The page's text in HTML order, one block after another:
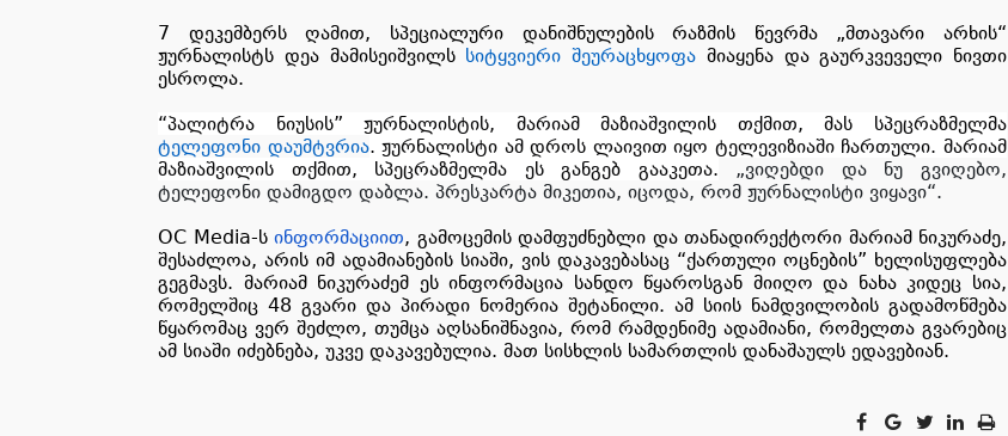
7 დეკემბერს ღამით, სპეციალური დანიშნულების რაზმის წევრმა „მთავარი არხის“
ჟურნალისტს დეა მამისეიშვილს სიტყვიერი შეურაცხყოფა მიაყენა და გაურკვეველი ნივთი
ესროლა.
“პალიტრა ნიუსის” ჟურნალისტის, მარიამ მაზიაშვილის თქმით, მას სპეცრაზმელმა
ტელეფონი დაუმტვრია. ჟურნალისტი ამ დროს ლაივით იყო ტელევიზიაში ჩართული. მარიამ
მაზიაშვილის თქმით, სპეცრაზმელმა ეს განგებ გააკეთა.
„ვიღებდი და ნუ გვიღებო,
ტელეფონი დამიგდო დაბლა. პრესკარტა მიკეთია, იცოდა, რომ ჟურნალისტი ვიყავი“.
OC Media-ს ინფორმაციით, გამოცემის დამფუძნებლი და თანადირექტორი მარიამ ნიკურაძე,
შესაძლოა, არის იმ ადამიანების სიაში, ვის დაკავებასაც “ქართული ოცნების” ხელისუფლება
გეგმავს. მარიამ ნიკურაძემ ეს ინფორმაცია სანდო წყაროსგან მიიღო და ნახა კიდეც სია,
რომელშიც 48 გვარი და პირადი ნომერია შეტანილი. ამ სიის ნამდვილობის გადამოწმება
წყარომაც ვერ შეძლო, თუმცა აღსანიშნავია, რომ რამდენიმე ადამიანი, რომელთა გვარებიც
ამ სიაში იძებნება, უკვე დაკავებულია. მათ სისხლის სამართლის დანაშაულს ედავებიან.